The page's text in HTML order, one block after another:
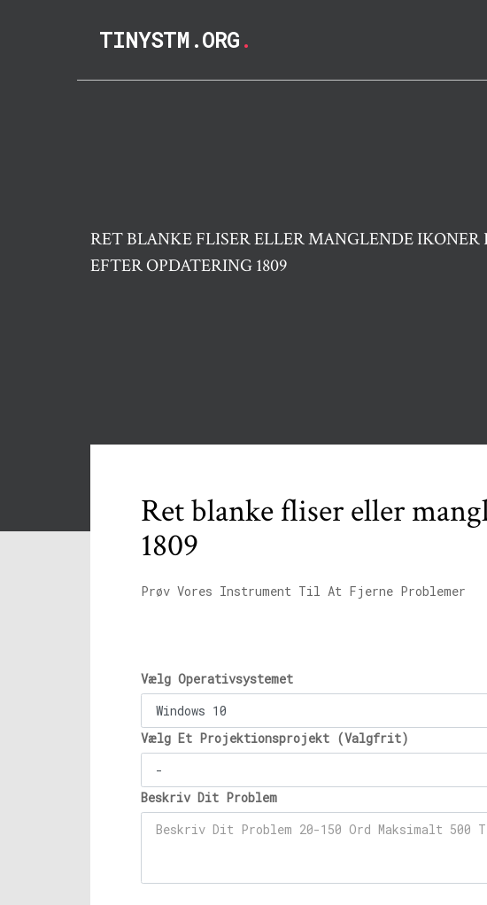
TINYSTM.ORG.
RET BLANKE FLISER ELLER MANGLENDE
EFTER OPDATERING 1809
Ret blanke fliser eller
1809
Prøv Vores Instrument Til At Fjerne Problemer
Vælg Operativsystemet
Vælg Et Projektionsprojekt (Valgfrit)
Beskriv Dit Problem